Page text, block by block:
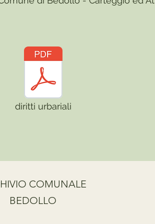
diritti urbariali
COMUNALE
BEDOLLO